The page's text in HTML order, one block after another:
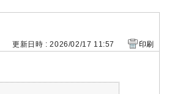
更新日時 : 2026/02/17 11:57 印刷